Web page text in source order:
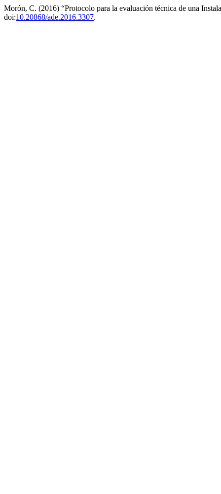
Morón, C. (2016) “Protocolo para la evaluación técnica de una
doi:10.20868/ade.2016.3307.